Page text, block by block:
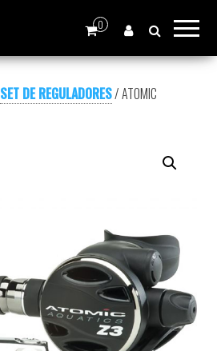
0
SET DE REGULADORES/ ATOMIC